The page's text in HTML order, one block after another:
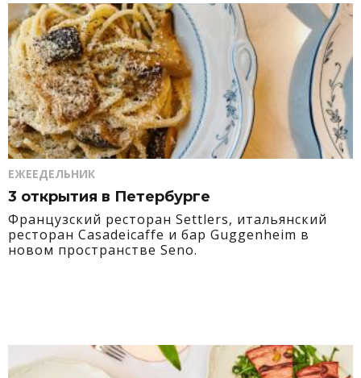
ЕЖЕЕДЕЛЬНИК
3 открытия в Петербурге
Французский ресторан Settlers, итальянский
ресторан Casadeicaffe и бар Guggenheim в
новом пространстве Seno.